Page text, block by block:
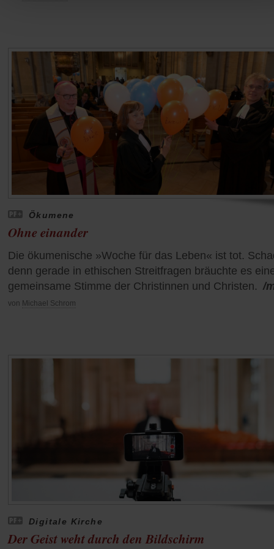
Ökumene
Ohne einander
Die ökumenische »Woche für das Leben« ist tot.
denn gerade in ethischen Streitfragen bräuchte es
gemeinsame Stimme der Christinnen und Christen. /
von Michael Schrom
Digitale Kirche
Der Geist weht durch den Bildschirm